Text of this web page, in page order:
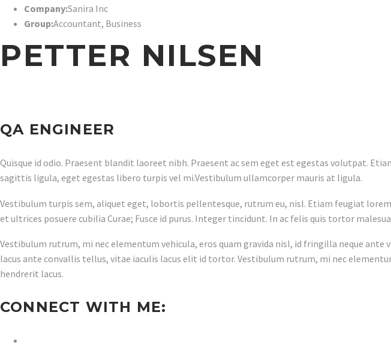
Company:Sanira Inc
Group:Accountant, Business
PETTER NILSEN
QA ENGINEER
Quisque id odio. Praesent blandit laoreet nibh. Praesent ac sem eget est egestas volutpat.
sagittis ligula, eget egestas libero turpis vel mi.Vestibulum ullamcorper mauris at ligula.
Vestibulum turpis sem, aliquet eget, lobortis pellentesque, rutrum eu, nisl. Etiam feugiat
et ultrices posuere cubilia Curae; Fusce id purus. Integer tincidunt. In ac felis quis tortor
Vestibulum rutrum, mi nec elementum vehicula, eros quam gravida nisl, id fringilla neque
lacus ante convallis tellus, vitae iaculis lacus elit id tortor. Vestibulum rutrum, mi nec
hendrerit lacus.
CONNECT WITH ME: